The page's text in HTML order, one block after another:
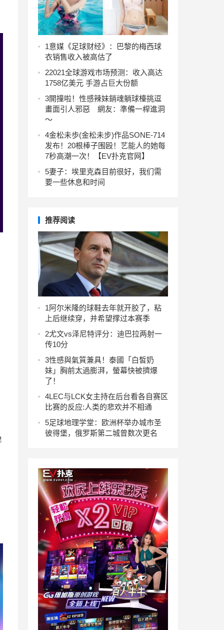
1意媒《足球财经》：巴黎的梅西球
衣销售收入被高估了
22021全球游戏市场预测：收入高达
1758亿美元 手游占巨大份额
3開撞啦！性感辣妹銷魂躺球檯挑逗
畫面引人邪惡 網友：準備一桿進洞
～
4金松未歩(金松未步)作品SONE-714
发布！20根棒子围殴！艺能人的她每
7秒高潮一次！【EV扑克官网】
5妻子：埃里克森目前很好，我们需
要一些休息和时间
推荐阅读
1阿尔米隆的球鞋去年就开胶了，粘
上后继续穿，并希望撑过本赛季
2尤文vs泽尼特评分：迪巴拉两射一
传10分
3性感與氣質兼具！泰國「白皙奶
妹」胸前太過膨湃，螢幕快被擠爆
了！
4LEC与LCK女主持在后台看各自赛区
比赛的反应:人类的悲欢并不相通
5足球地理学堂：欧洲杯举办城市圣
彼得堡，俄罗斯第二城曾数次更名